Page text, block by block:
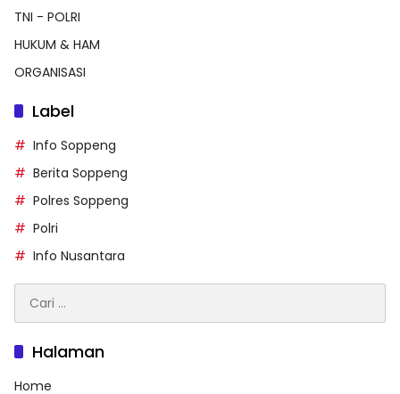
TNI - POLRI
HUKUM & HAM
ORGANISASI
Label
Info Soppeng
Berita Soppeng
Polres Soppeng
Polri
Info Nusantara
untuk:
Halaman
Home